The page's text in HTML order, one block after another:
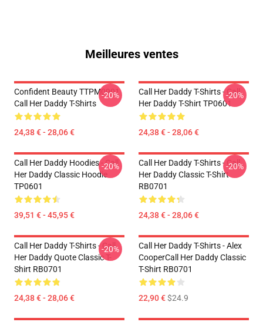
Meilleures ventes
Confident Beauty TTPM0901
Call Her Daddy T-Shirts
24,38 € - 28,06 €
-20%
Call Her Daddy T-Shirts - Call
Her Daddy T-Shirt TP0601
24,38 € - 28,06 €
-20%
Call Her Daddy Hoodies - Call
Her Daddy Classic Hoodie
TP0601
39,51 € - 45,95 €
-20%
Call Her Daddy T-Shirts - Call
Her Daddy Classic T-Shirt
RB0701
24,38 € - 28,06 €
-20%
Call Her Daddy T-Shirts - Call
Her Daddy Quote Classic T-
Shirt RB0701
24,38 € - 28,06 €
-20%
Call Her Daddy T-Shirts - Alex
CooperCall Her Daddy Classic
T-Shirt RB0701
22,90 €$24.9